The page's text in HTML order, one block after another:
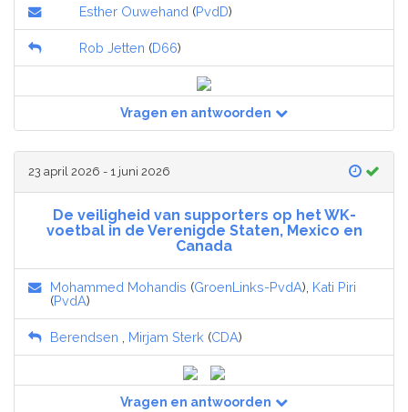
Esther Ouwehand (PvdD)
Rob Jetten (D66)
Vragen en antwoorden
23 april 2026 - 1 juni 2026
De veiligheid van supporters op het WK-
voetbal in de Verenigde Staten, Mexico en
Canada
Mohammed Mohandis (GroenLinks-PvdA), Kati Piri
(PvdA)
Berendsen Mirjam Sterk (CDA)
Vragen en antwoorden